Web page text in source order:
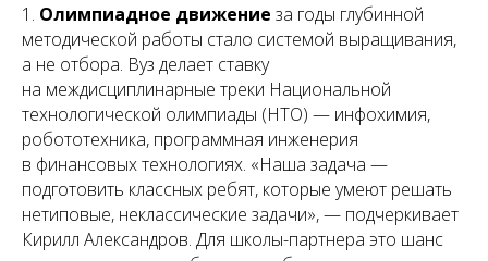
1. Олимпиадное движение за годы глубинной
методической работы стало системой выращивания,
а не отбора. Вуз делает ставку
на междисциплинарные треки Национальной
технологической олимпиады (НТО) — инфохимия,
робототехника, программная инженерия
в финансовых технологиях. «Наша задача —
подготовить классных ребят, которые умеют решать
нетиповые, неклассические задачи»,— подчеркивает
Кирилл Александров. Для школы-партнера это шанс